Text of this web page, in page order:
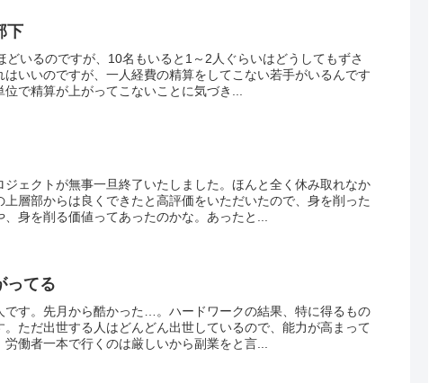
下
どいるのですが、10名もいると1～2人ぐらいはどうしてもずさ
いいのですが、一人経費の精算をしてこない若手がいるんです
で精算が上がってこないことに気づき...
ェクトが無事一旦終了いたしました。ほんと全く休み取れなか
層部からは良くできたと高評価をいただいたので、身を削った
身を削る価値ってあったのかな。あったと...
ってる
です。先月から酷かった…。ハードワークの結果、特に得るもの
ただ出世する人はどんどん出世しているので、能力が高まって
働者一本で行くのは厳しいから副業をと言...